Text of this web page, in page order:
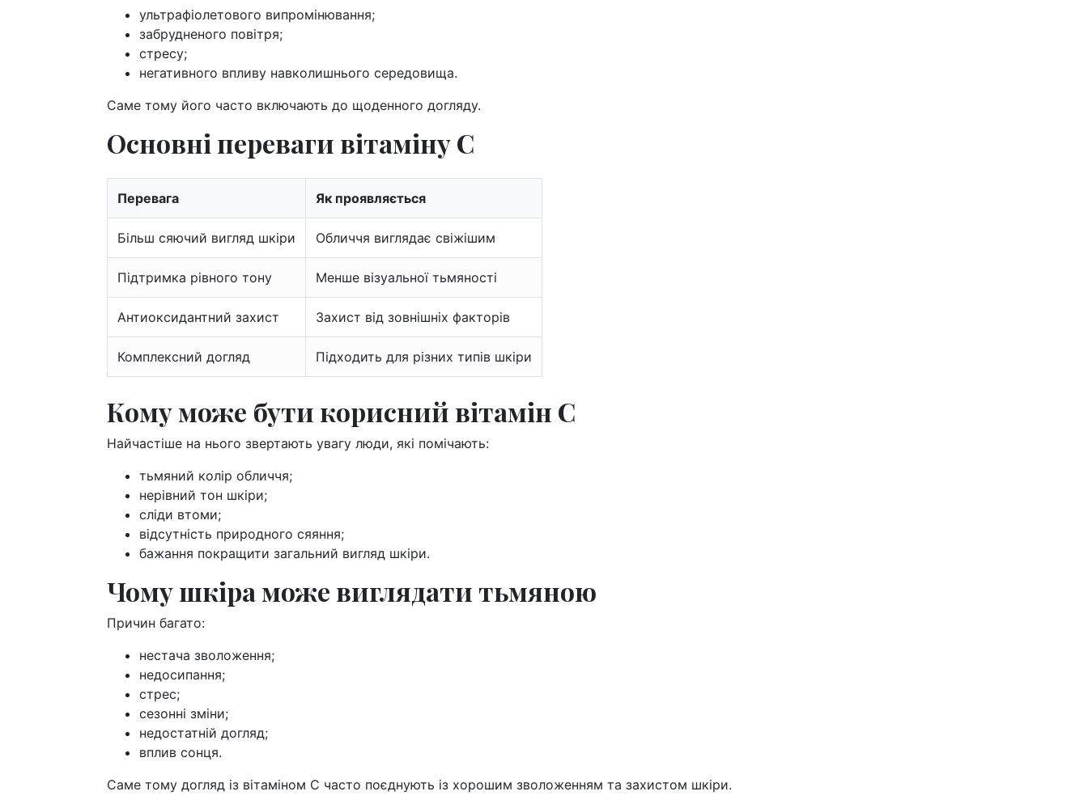
ультрафіолетового випромінювання;
забрудненого повітря;
стресу;
негативного впливу навколишнього середовища.
Саме тому його часто включають до щоденного догляду.
Основні переваги вітаміну С
Перевага Як проявляється
Більш сяючий вигляд шкіри Обличчя виглядає свіжішим
Підтримка рівного тону Менше візуальної тьмяності
Антиоксидантний захист Захист від зовнішніх факторів
Комплексний догляд Підходить для різних типів шкіри
Кому може бути корисний вітамін С
Найчастіше на нього звертають увагу люди, які помічають:
тьмяний колір обличчя;
нерівний тон шкіри;
сліди втоми;
відсутність природного сяяння;
бажання покращити загальний вигляд шкіри.
Чому шкіра може виглядати тьмяною
Причин багато:
нестача зволоження;
недосипання;
стрес;
сезонні зміни;
недостатній догляд;
вплив сонця.
Саме тому догляд із вітаміном С часто поєднують із хорошим зволоженням та захистом шкіри.